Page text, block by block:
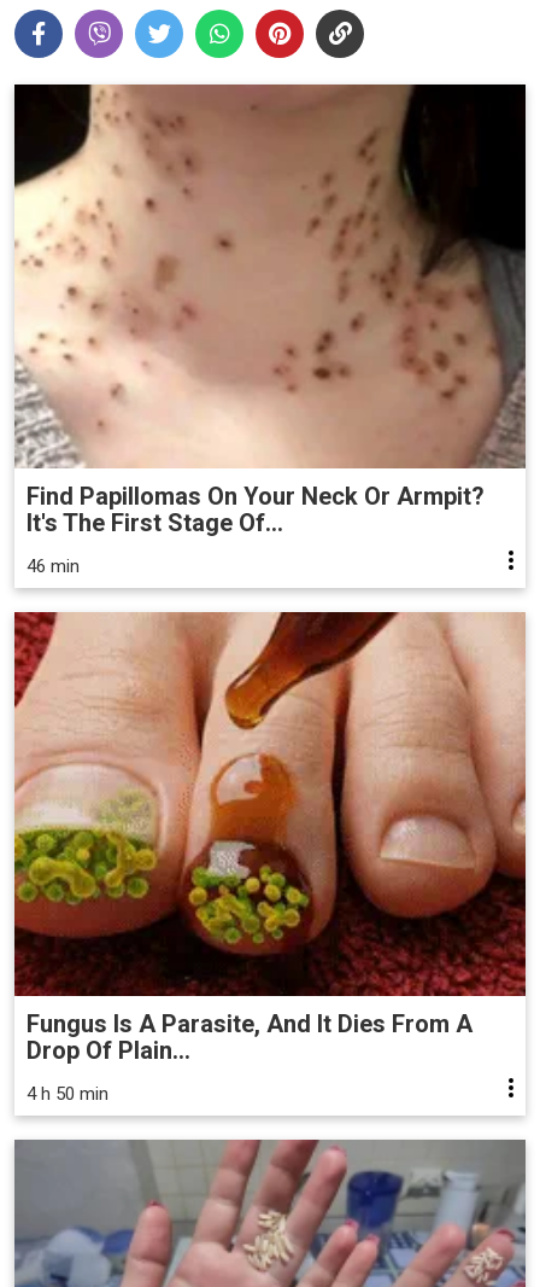
Find Papillomas On Your Neck Or Armpit?
It's The First Stage Of...
46 min
Fungus Is A Parasite, And It Dies From A
Drop Of Plain...
4 h 50 min